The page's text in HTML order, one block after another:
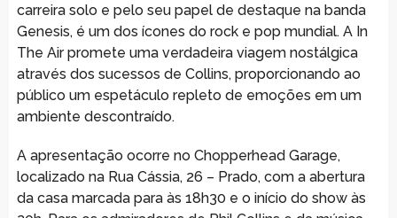
carreira solo e pelo seu papel de destaque na banda
Genesis, é um dos ícones do rock e pop mundial. A In
The Air promete uma verdadeira viagem nostálgica
através dos sucessos de Collins, proporcionando ao
público um espetáculo repleto de emoções em um
ambiente descontraído.
A apresentação ocorre no Chopperhead Garage,
localizado na Rua Cássia, 26 – Prado, com a abertura
da casa marcada para às 18h30 e o início do show às